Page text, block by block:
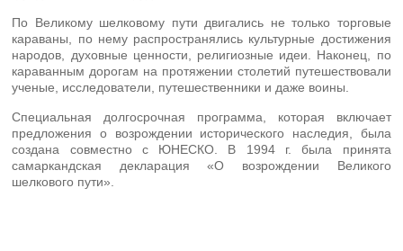
По Великому шелковому пути двигались не только торговые
караваны, по нему распространялись культурные достижения
народов, духовные ценности, религиозные идеи. Наконец, по
караванным дорогам на протяжении столетий путешествовали
ученые, исследователи, путешественники и даже воины.
Специальная долгосрочная программа, которая включает
предложения о возрождении исторического наследия, была
создана совместно с ЮНЕСКО. В 1994 г. была принята
самаркандская декларация «О возрождении Великого
шелкового пути».